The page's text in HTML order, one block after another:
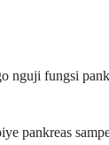
fungsi
pankreas